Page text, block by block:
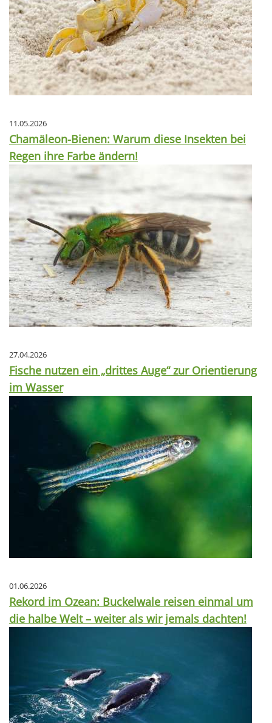
11.05.2026
Chamäleon-Bienen: Warum diese Insekten bei
Regen ihre Farbe ändern!
27.04.2026
Fische nutzen ein „drittes Auge“ zur Orientierung
im Wasser
01.06.2026
Rekord im Ozean: Buckelwale reisen einmal um
die halbe Welt – weiter als wir jemals dachten!